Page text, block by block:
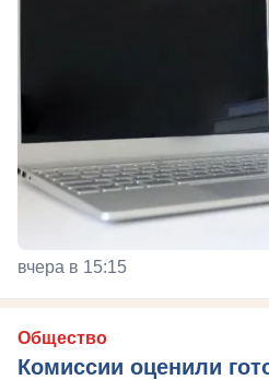
вчера в 15:15
Общество
Комиссии оценили